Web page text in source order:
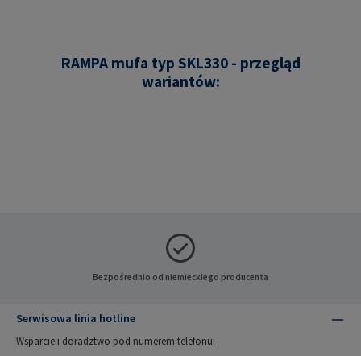
RAMPA mufa typ SKL330 - przegląd
wariantów:
Bezpośrednio od niemieckiego producenta
Serwisowa linia hotline
Wsparcie i doradztwo pod numerem telefonu: